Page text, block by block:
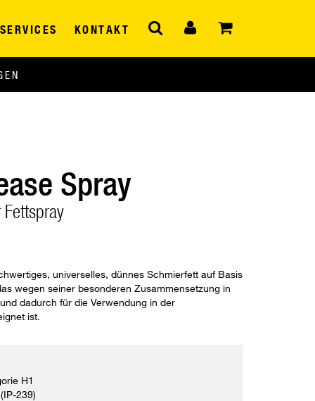
SERVICES KONTAKT
Spray
universelles, dünnes Schmierfett auf Basis
wegen seiner besonderen Zusammensetzung in
dadurch für die Verwendung in der
ist.
H1
239)